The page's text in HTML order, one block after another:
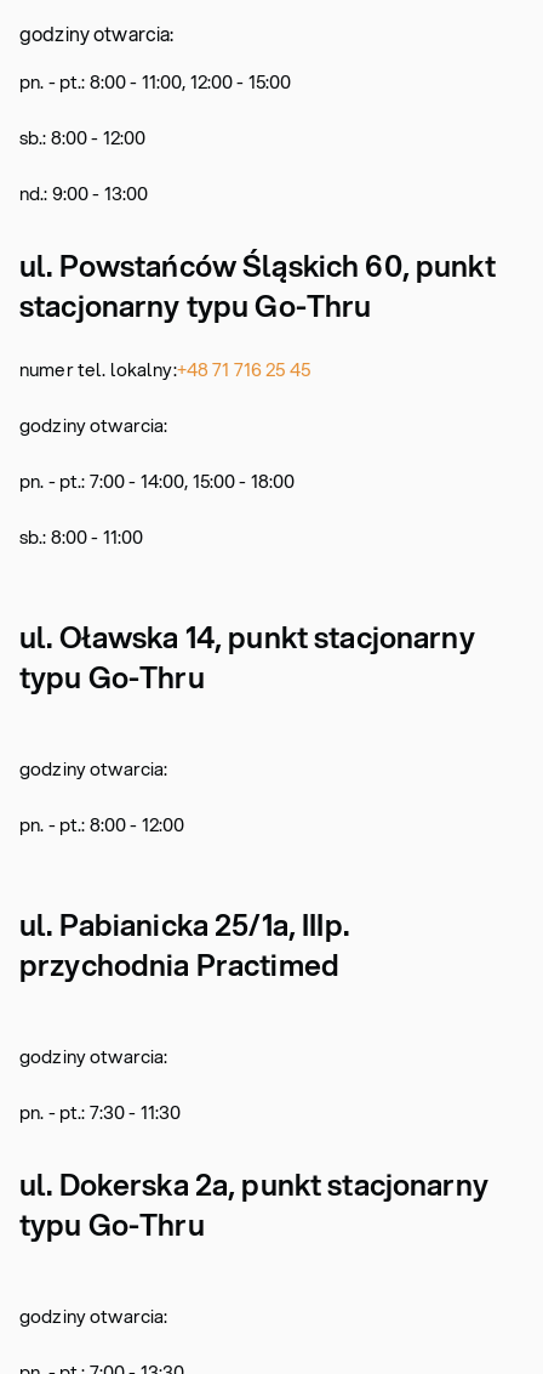
godziny otwarcia:
pn. - pt.: 8:00 - 11:00, 12:00 - 15:00
sb.: 8:00 - 12:00
nd.: 9:00 - 13:00
ul. Powstańców Śląskich 60, punkt
stacjonarny typu Go-Thru
numer tel. lokalny:+48 71 716 25 45
godziny otwarcia:
pn. - pt.: 7:00 - 14:00, 15:00 - 18:00
sb.: 8:00 - 11:00
ul. Oławska 14, punkt stacjonarny
typu Go-Thru
godziny otwarcia:
pn. - pt.: 8:00 - 12:00
ul. Pabianicka 25/1a, IIIp.
przychodnia Practimed
godziny otwarcia:
pn. - pt.: 7:30 - 11:30
ul. Dokerska 2a, punkt stacjonarny
typu Go-Thru
godziny otwarcia: